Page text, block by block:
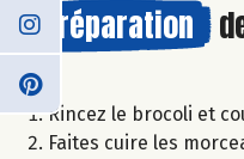
Préparation
Rincez le brocoli et
Faites cuire les